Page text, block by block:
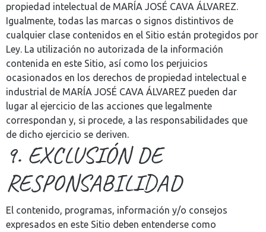
propiedad intelectual de MARÍA JOSÉ CAVA ÁLVAREZ.
Igualmente, todas las marcas o signos distintivos de
cualquier clase contenidos en el Sitio están protegidos por
Ley. La utilización no autorizada de la información
contenida en este Sitio, así como los perjuicios
ocasionados en los derechos de propiedad intelectual e
industrial de MARÍA JOSÉ CAVA ÁLVAREZ pueden dar
lugar al ejercicio de las acciones que legalmente
correspondan y, si procede, a las responsabilidades que
de dicho ejercicio se deriven.
9. EXCLUSIÓN DE
RESPONSABILIDAD
El contenido, programas, información y/o consejos
expresados en este Sitio deben entenderse como